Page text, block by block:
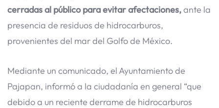
cerradas al público para evitar afectaciones,ante la
presencia de residuos de hidrocarburos,
provenientes del mar del Golfo de México.
Mediante un comunicado, el Ayuntamiento de
Pajapan, informó a la ciudadanía en general “que
debido a un reciente derrame de hidrocarburos